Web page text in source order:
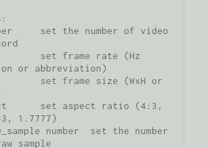
set the number of video
set frame rate (Hz
or abbreviation)
set frame size (WxH or
set aspect ratio (4:3,
1.7777)
number  set the number
sample